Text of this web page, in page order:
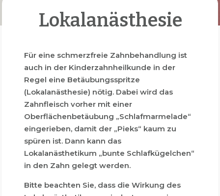
Lokalanästhesie
Für eine schmerzfreie Zahnbehandlung ist
auch in der Kinderzahnheilkunde in der
Regel eine Betäubungsspritze
(Lokalanästhesie) nötig. Dabei wird das
Zahnfleisch vorher mit einer
Oberflächenbetäubung „Schlafmarmelade“
eingerieben, damit der „Pieks“ kaum zu
spüren ist. Dann kann das
Lokalanästhetikum „bunte Schlafkügelchen“
in den Zahn gelegt werden.
Bitte beachten Sie, dass die Wirkung des